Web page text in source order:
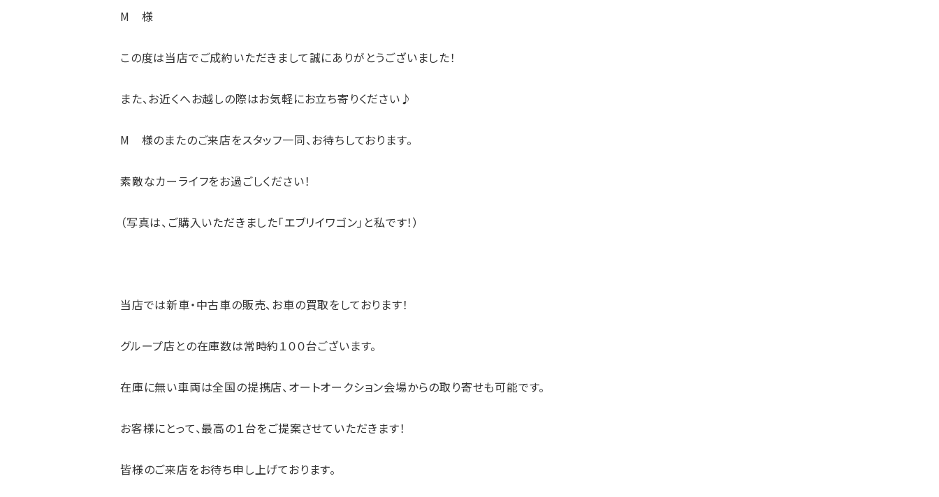
M 様
この度は当店でご成約いただきまして誠にありがとうございました！
また、お近くへお越しの際はお気軽にお立ち寄りください♪
M 様のまたのご来店をスタッフ一同、お待ちしております。
素敵なカーライフをお過ごしください！
（写真は、ご購入いただきました「エブリイワゴン」と私です！）
当店では新車・中古車の販売、お車の買取をしております！
グループ店との在庫数は常時約１００台ございます。
在庫に無い車両は全国の提携店、オートオークション会場からの取り寄せも可能です。
お客様にとって、最高の１台をご提案させていただきます！
皆様のご来店をお待ち申し上げております。